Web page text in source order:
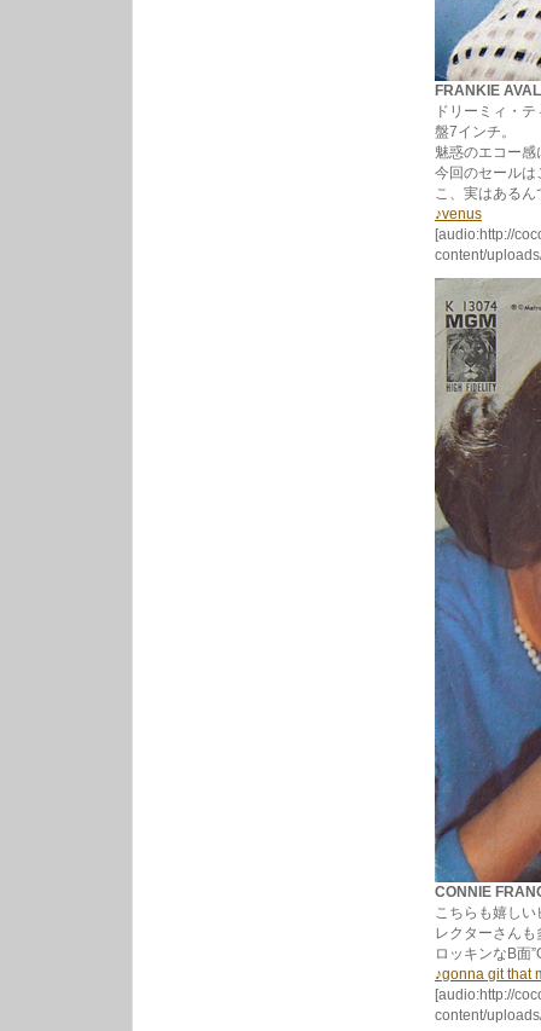
FRANKIE
ドリーミィ・
盤7インチ。
魅惑のエコー
今回のセールは
こ、実はあるん
♪venus
[audio:http://
content/
CONNIE
こちらも嬉し
レクターさん
ロッキンなB面
♪gonna git that
[audio:http://
content/